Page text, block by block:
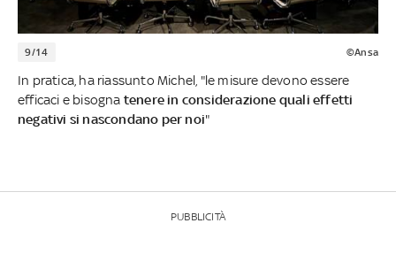
9/14 ©Ansa
In pratica, ha riassunto Michel, "le misure devono essere
efficaci e bisogna tenere in considerazione quali effetti
negativi si nascondano per noi"
PUBBLICITÀ